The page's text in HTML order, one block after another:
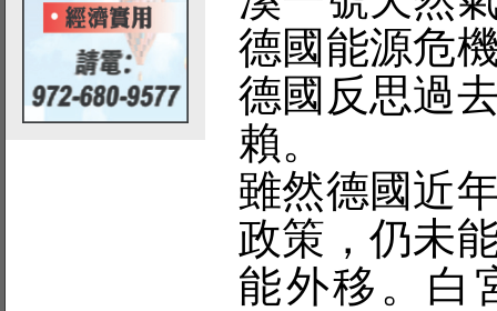
德國能源危
德國反思過
賴。
雖然德國近
政策，仍未
能外移。白